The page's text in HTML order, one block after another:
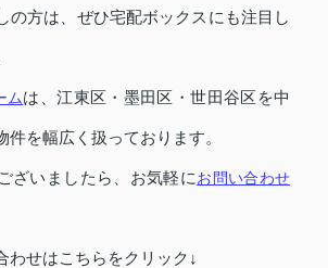
の方は、ぜひ宅配ボックスにも注目し
ムは、江東区・墨田区・世田谷区を中
件を幅広く扱っております。
ざいましたら、お気軽にお問い合わせ
わせはこちらをクリック↓